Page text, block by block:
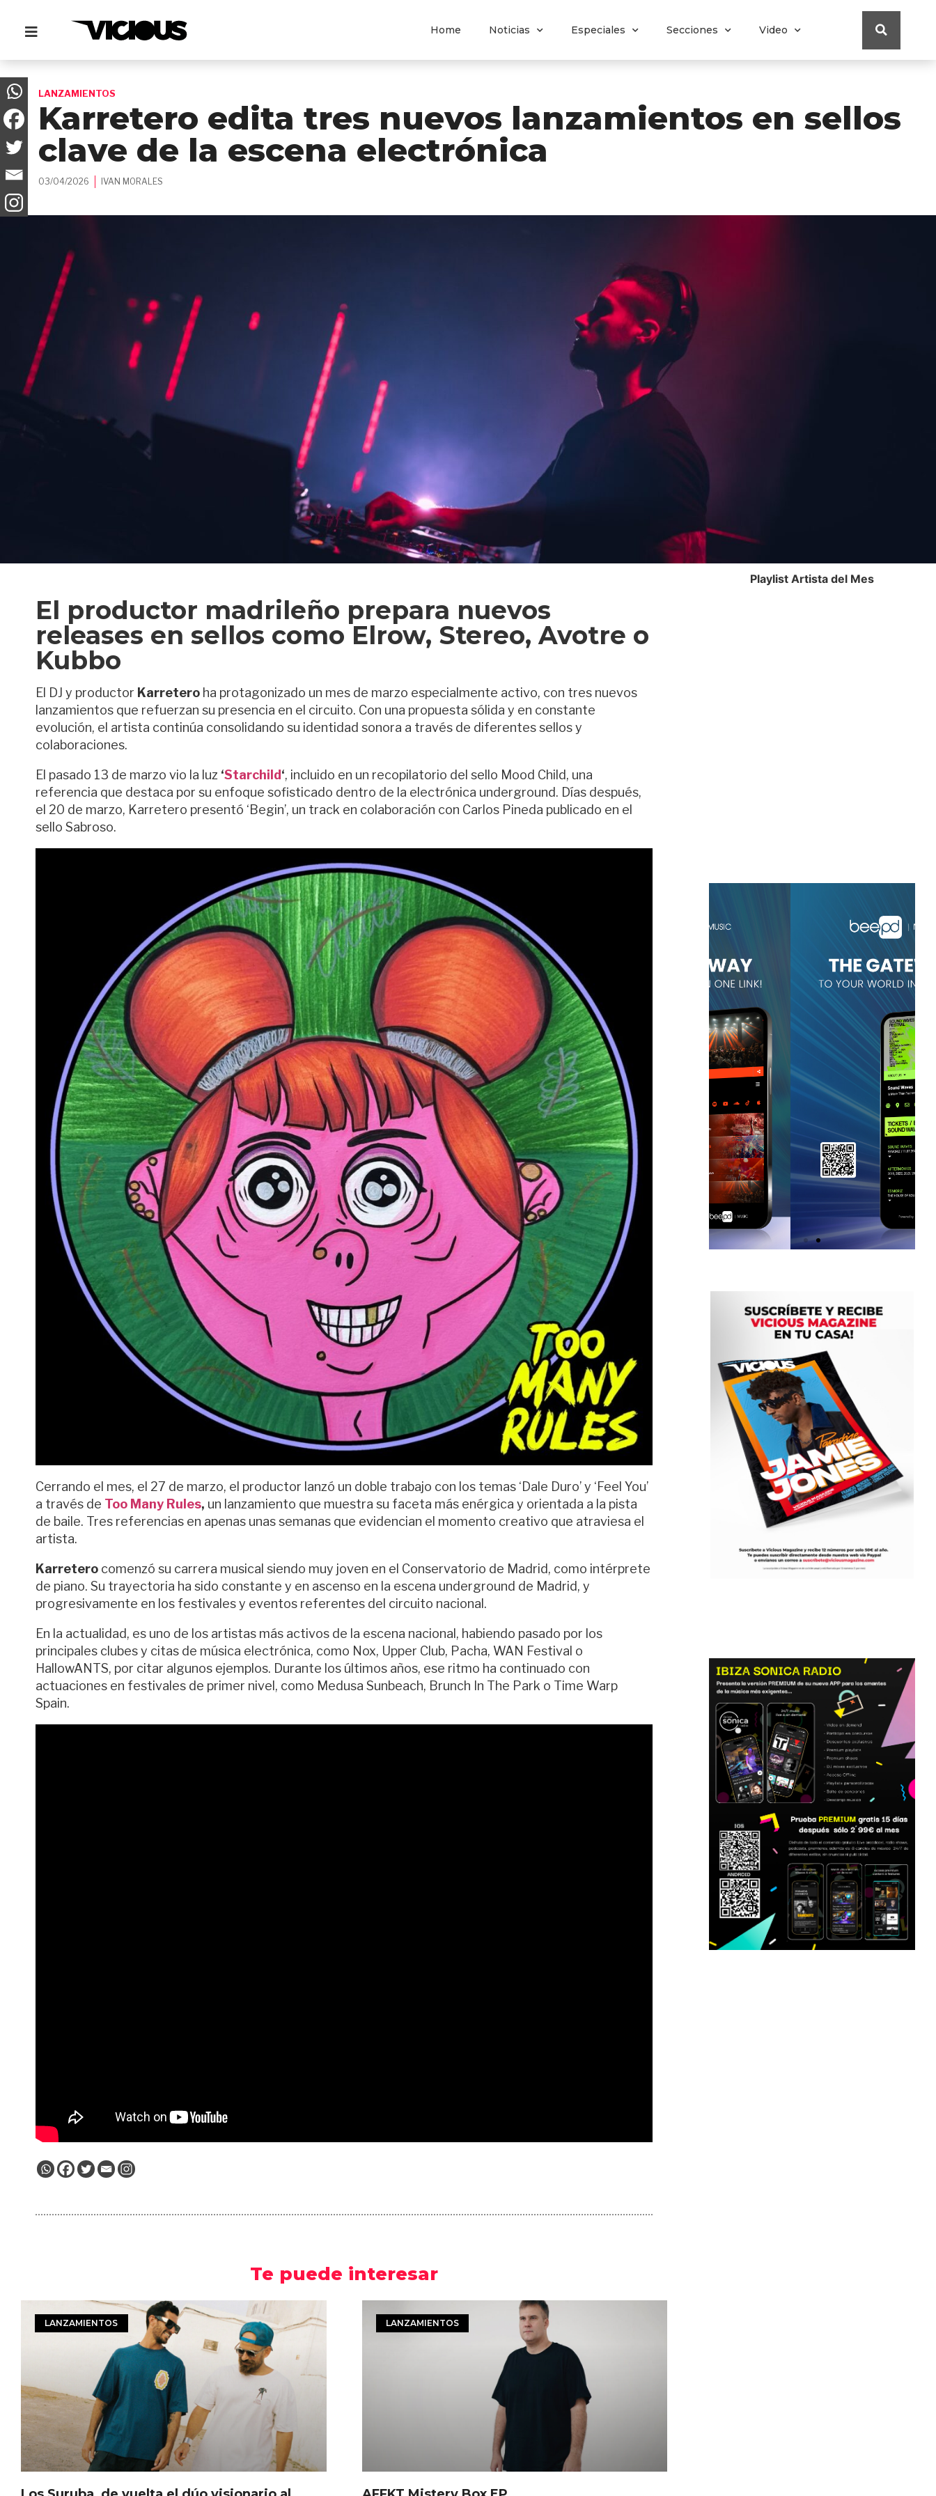
Home Noticias Especiales Secciones Video
LANZAMIENTOS
Karretero edita tres nuevos lanzamientos en sellos
clave de la escena electrónica
03/04/2026 IVAN MORALES
El productor madrileño prepara nuevos
releases en sellos como Elrow, Stereo, Avotre o
Kubbo
El DJ y productor Karretero ha protagonizado un mes de marzo especialmente activo, con tres nuevos
lanzamientos que refuerzan su presencia en el circuito. Con una propuesta sólida y en constante
evolución, el artista continúa consolidando su identidad sonora a través de diferentes sellos y
colaboraciones.
El pasado 13 de marzo vio la luz ‘Starchild‘, incluido en un recopilatorio del sello Mood Child, una
referencia que destaca por su enfoque sofisticado dentro de la electrónica underground. Días después,
el 20 de marzo, Karretero presentó ‘Begin’, un track en colaboración con Carlos Pineda publicado en el
sello Sabroso.
Cerrando el mes, el 27 de marzo, el productor lanzó un doble trabajo con los temas ‘Dale Duro’ y ‘Feel You’
a través de Too Many Rules, un lanzamiento que muestra su faceta más enérgica y orientada a la pista
de baile. Tres referencias en apenas unas semanas que evidencian el momento creativo que atraviesa el
artista.
Karretero comenzó su carrera musical siendo muy joven en el Conservatorio de Madrid, como intérprete
de piano. Su trayectoria ha sido constante y en ascenso en la escena underground de Madrid, y
progresivamente en los festivales y eventos referentes del circuito nacional.
En la actualidad, es uno de los artistas más activos de la escena nacional, habiendo pasado por los
principales clubes y citas de música electrónica, como Nox, Upper Club, Pacha, WAN Festival o
HallowANTS, por citar algunos ejemplos. Durante los últimos años, ese ritmo ha continuado con
actuaciones en festivales de primer nivel, como Medusa Sunbeach, Brunch In The Park o Time Warp
Spain.
Te puede interesar
LANZAMIENTOS LANZAMIENTOS
Playlist Artista del Mes